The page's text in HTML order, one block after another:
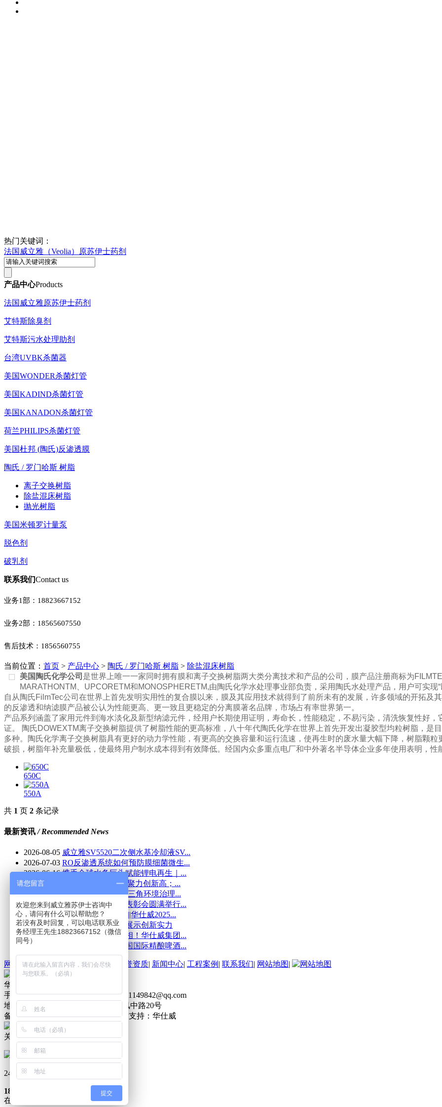
热门关键词：
法国威立雅（Veolia）原苏伊士药剂
产品中心Products
法国威立雅原苏伊士药剂
艾特斯除臭剂
艾特斯污水处理助剂
台湾UVBK杀菌器
美国WONDER杀菌灯管
美国KADIND杀菌灯管
美国KANADON杀菌灯管
荷兰PHILIPS杀菌灯管
美国杜邦 (陶氏)反渗透膜
陶氏 / 罗门哈斯 树脂
离子交换树脂
除盐混床树脂
抛光树脂
美国米顿罗计量泵
脱色剂
破乳剂
联系我们Contact us
业务1部： 18823667152
业务2部： 18565607550
售后技术： 1856560755
当前位置： 首页 > 产品中心 > 陶氏 / 罗门哈斯 树脂 > 除盐混床树脂
美国陶氏化学公司 是世界上唯一一家同时拥有膜和离子交换树脂两大类分离技术和产品的公司，膜产品注册商标为
MARATHONTM、UPCORETM和MONOSPHERETM,由陶氏化学水处理事业部负责，采用陶氏水处理产品，用户可实现“
自从陶氏FilmTec公司在世界上首先发明实用性的复合膜以来，膜及其应用技术就得到了前所未有的发展，许多领域的开拓及
的反渗透和纳滤膜产品被公认为性能更高、更一致且更稳定的分离膜著名品牌，市场占有率世界第一。
产品系列涵盖了家用元件到海水淡化及新型纳滤元件，经用户长期使用证明，寿命长，性能稳定，不易污染，清洗恢复性好
证。
陶氏DOWEXTM离子交换树脂提供了树脂性能的更高标准，八十年代陶氏化学在世界上首先开发出凝胶型均粒树脂，是
多种。
陶氏化学离子交换树脂具有更好的动力学性能，有更高的交换容量和运行流速，使再生时的废水量大幅下降，树脂颗
破损，树脂年补充量极低，使最终用户制水成本得到有效降低。经国内众多重点电厂和中外著名半导体企业多年使用表明，性
650C
550A
共 1 页 2 条记录
最新资讯/ Recommended News
2026-08-05 威立雅SV5520二次侧水基冷却液SV...
2026-07-03 RO反渗透系统如何预防膜细菌微生...
2026-06-16 携手全球水务巨头赋能锂电再生｜...
2025-10-24
表先进树标杆 凝心聚力创新高；...
2025-07-30 《破界·共生｜泛珠三角环境治理...
2025-07-10 华仕威2025上半年表彰会圆满举行...
2025-07-05 热辣夏日·激情人生||华仕威2025...
2025-04-29 华仕威2025环博会展示创新实力
2025-03-06 强强联手，惊艳亮相！华仕威集团...
2024-10-30
华仕威携手2024中国国际精酿啤酒...
网站首页|产品中心|关于华仕威 荣誉资质| 新闻中心| 工程案例 | 联系我们| 网站地图|
华仕威水处理 网站版权
手机号码：18565607550 邮箱：3271149842@qq.com
地址：广东省东莞市石碣镇涌口东风中路20号
备案号：粤ICP备2025367492号技术支持：华仕威
关闭
24小时服务热线
18565607550
在线客服
请您留言
欢迎您来到威立雅苏伊士咨询中
心，请问有什么可以帮助您？
若没有及时回复，可以电话联系业
务经理王先生18823667152（微信
同号）
提交